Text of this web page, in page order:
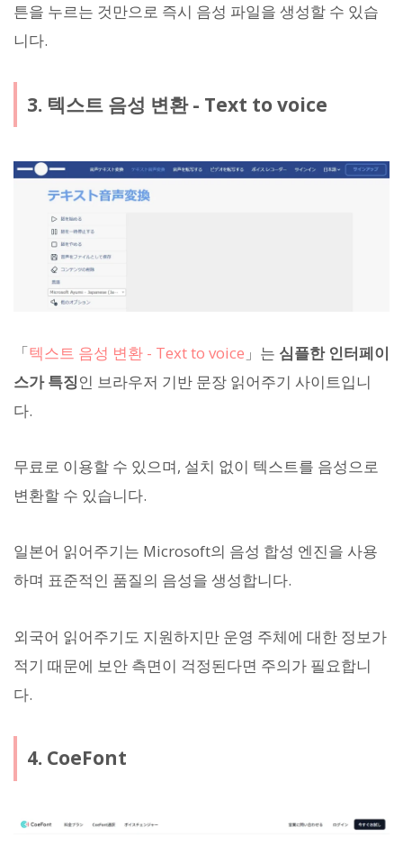
튼을 누르는 것만으로 즉시 음성 파일을 생성할 수 있습
니다.
3. 텍스트 음성 변환 - Text to voice
「텍스트 음성 변환 - Text to voice 」는 심플한 인터페이
스가 특징인 브라우저 기반 문장 읽어주기 사이트입니
다.
무료로 이용할 수 있으며, 설치 없이 텍스트를 음성으로
변환할 수 있습니다.
일본어 읽어주기는 Microsoft의 음성 합성 엔진을 사용
하며 표준적인 품질의 음성을 생성합니다.
외국어 읽어주기도 지원하지만 운영 주체에 대한 정보가
적기 때문에 보안 측면이 걱정된다면 주의가 필요합니
다.
4. CoeFont